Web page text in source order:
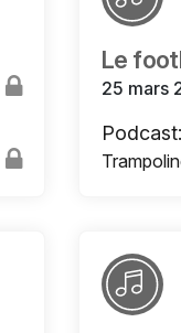
Le
25 mars
Podcast: